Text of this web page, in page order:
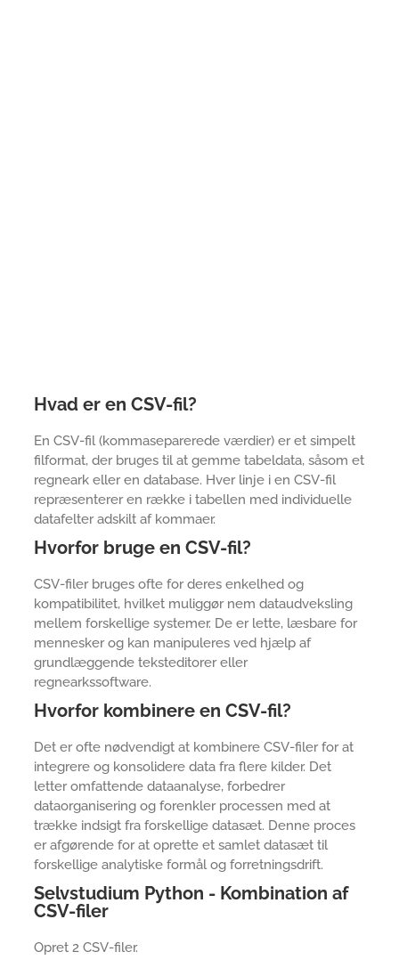
Hvad er en CSV-fil?
En CSV-fil (kommaseparerede værdier) er et simpelt
filformat, der bruges til at gemme tabeldata, såsom et
regneark eller en database. Hver linje i en CSV-fil
repræsenterer en række i tabellen med individuelle
datafelter adskilt af kommaer.
Hvorfor bruge en CSV-fil?
CSV-filer bruges ofte for deres enkelhed og
kompatibilitet, hvilket muliggør nem dataudveksling
mellem forskellige systemer. De er lette, læsbare for
mennesker og kan manipuleres ved hjælp af
grundlæggende teksteditorer eller
regnearkssoftware.
Hvorfor kombinere en CSV-fil?
Det er ofte nødvendigt at kombinere CSV-filer for at
integrere og konsolidere data fra flere kilder. Det
letter omfattende dataanalyse, forbedrer
dataorganisering og forenkler processen med at
trække indsigt fra forskellige datasæt. Denne proces
er afgørende for at oprette et samlet datasæt til
forskellige analytiske formål og forretningsdrift.
Selvstudium Python - Kombination af
CSV-filer
Opret 2 CSV-filer.